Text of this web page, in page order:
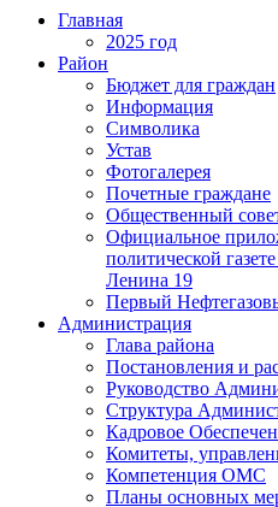
Главная
2025 год
Район
Бюджет для граждан
Информация
Символика
Устав
Фотогалерея
Почетные граждане
Общественный
Официальное
политической
Ленина 19
Первый
Администрация
Глава района
Постановления и
Руководство
Структура
Кадровое
Комитеты,
Компетенция ОМС
Планы основных